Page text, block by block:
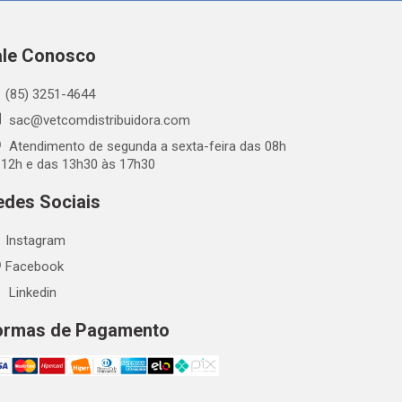
Conosco
(85) 3251-4644
sac@vetcomdistribuidora.com
Atendimento de segunda a sexta-feira das 08h
e das 13h30 às 17h30
Sociais
Instagram
Facebook
Linkedin
de Pagamento